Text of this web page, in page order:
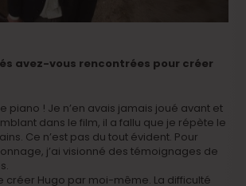
avez-vous rencontrées pour créer
piano ! Je n’en avais jamais joué avant et
dans le film, il a fallu que je répète le
Ce n’est pas du tout évident. Pour
j’ai visionné des témoignages de
créer Hugo par moi-même. La difficulté